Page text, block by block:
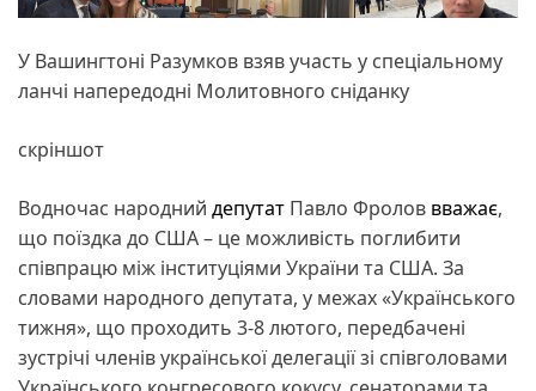
У Вашингтоні Разумков взяв участь у спеціальному
ланчі напередодні Молитовного сніданку
скріншот
Водночас народний депутат Павло Фролов вважає,
що поїздка до США – це можливість поглибити
співпрацю між інституціями України та США. За
словами народного депутата, у межах «Українського
тижня», що проходить 3-8 лютого, передбачені
зустрічі членів української делегації зі співголовами